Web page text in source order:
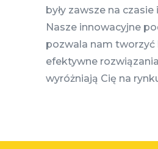
były zawsze na
Nasze innowacyjne
pozwala nam tworzyć
efektywne
wyróżniają Cię na